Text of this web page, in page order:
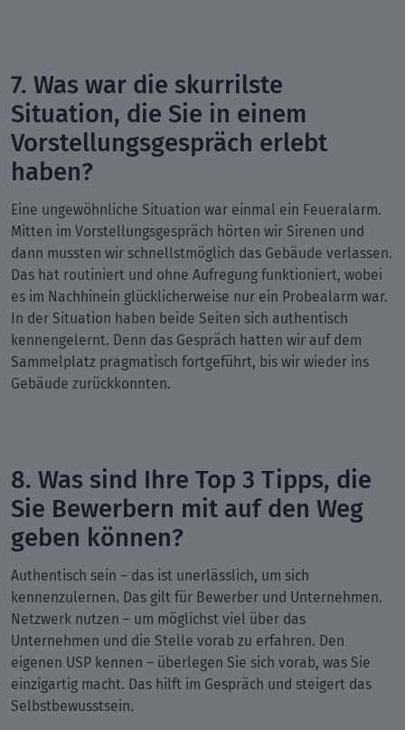
7. Was war die skurrilste
Situation, die Sie in einem
Vorstellungsgespräch erlebt
haben?
Eine ungewöhnliche Situation war einmal ein Feueralarm.
Mitten im Vorstellungsgespräch hörten wir Sirenen und
dann mussten wir schnellstmöglich das Gebäude verlassen.
Das hat routiniert und ohne Aufregung funktioniert, wobei
es im Nachhinein glücklicherweise nur ein Probealarm war.
In der Situation haben beide Seiten sich authentisch
kennengelernt. Denn das Gespräch hatten wir auf dem
Sammelplatz pragmatisch fortgeführt, bis wir wieder ins
Gebäude zurückkonnten.
8. Was sind Ihre Top 3 Tipps, die
Sie Bewerbern mit auf den Weg
geben können?
Authentisch sein – das ist unerlässlich, um sich
kennenzulernen. Das gilt für Bewerber und Unternehmen.
Netzwerk nutzen – um möglichst viel über das
Unternehmen und die Stelle vorab zu erfahren. Den
eigenen USP kennen – überlegen Sie sich vorab, was Sie
einzigartig macht. Das hilft im Gespräch und steigert das
Selbstbewusstsein.